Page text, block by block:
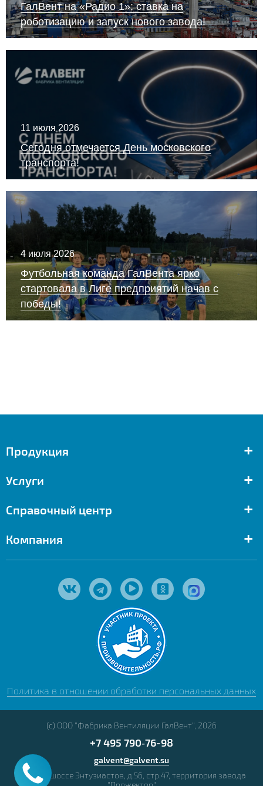
ГалВент на «Радио 1»: ставка на
роботизацию и запуск нового завода!
11 июля 2026
Сегодня отмечается День московского
транспорта!
4 июля 2026
Футбольная команда ГалВента ярко
стартовала в Лиге предприятий начав с
победы!
Продукция +
Услуги +
Справочный центр +
Компания +
Политика в отношении обработки персональных данных
(с) ООО "Фабрика Вентиляции ГалВент", 2026
+7 495 790‑76-98
galvent@galvent.su
Москва, шоссе Энтузиастов, д.56, стр.47, территория завода